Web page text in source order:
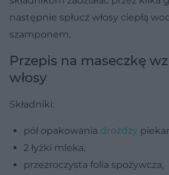
następnie spłucz włosy ciepłą
szamponem.
Przepis na maseczkę
włosy
Składniki:
pół opakowania drożdży
2 łyżki mleka,
przezroczysta folia spożywcza,